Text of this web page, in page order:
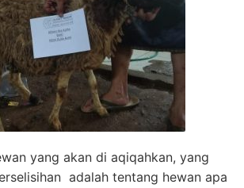
yang akan di aqiqahkan, yang
adalah tentang hewan apa